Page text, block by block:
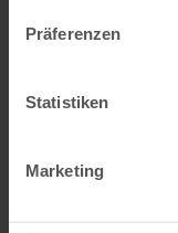
Präferenzen
Statistiken
Marketing